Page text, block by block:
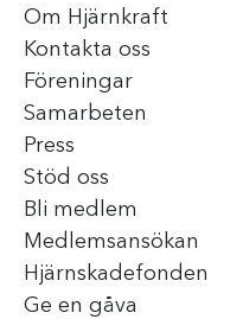
Om Hjärnkraft
Kontakta oss
Föreningar
Samarbeten
Press
Stöd oss
Bli medlem
Medlemsansökan
Hjärnskadefonden
Ge en gåva